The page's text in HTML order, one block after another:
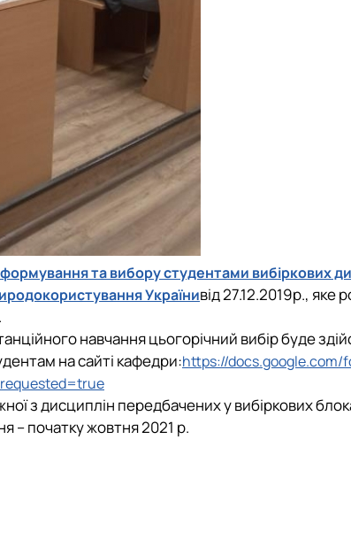
та вибору студентами вибіркових
Українивід 27.12.2019р., яке
навчання цьогорічний вибір буде
на сайті кафедри:https://docs.google.com/
з дисциплін передбачених у вибіркових
– початку жовтня 2021 р.